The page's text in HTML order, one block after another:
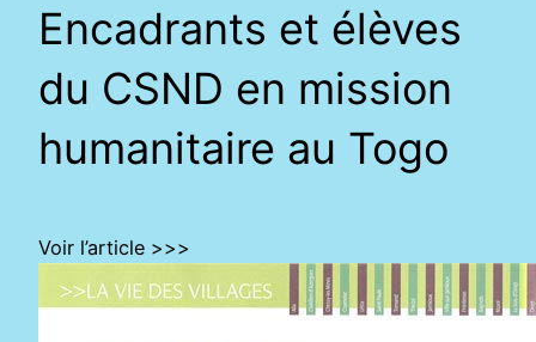
Encadrants et élèves
du CSND en mission
humanitaire au Togo
Voir l’article >>>